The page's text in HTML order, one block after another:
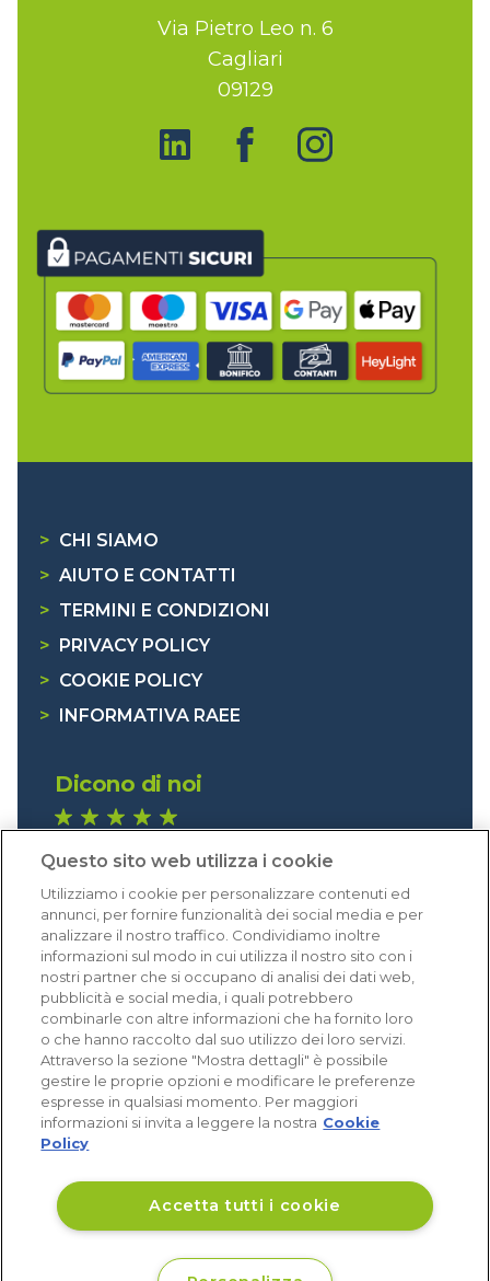
Via Pietro Leo n. 6
Cagliari
09129
> CHI SIAMO
> AIUTO E CONTATTI
> TERMINI E CONDIZIONI
>
PRIVACY POLICY
> COOKIE POLICY
>
INFORMATIVA RAEE
Dicono di noi
Eccellente (4,8)
Acquisti verificati
Questo sito web utilizza i cookie
Utilizziamo i cookie per personalizzare contenuti ed
annunci, per fornire funzionalità dei social media e per
analizzare il nostro traffico. Condividiamo inoltre
informazioni sul modo in cui utilizza il nostro sito con i
nostri partner che si occupano di analisi dei dati web,
pubblicità e social media, i quali potrebbero
combinarle con altre informazioni che ha fornito loro
o che hanno raccolto dal suo utilizzo dei loro servizi.
Attraverso la sezione "Mostra dettagli" è possibile
gestire le proprie opzioni e modificare le preferenze
espresse in qualsiasi momento. Per maggiori
informazioni si invita a leggere la nostra Cookie
Policy
Accetta tutti i cookie